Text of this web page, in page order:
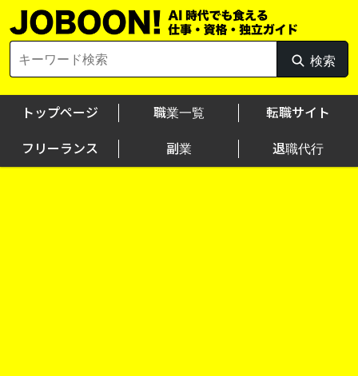
Skip
to
for:
検索
検
索
トップページ 職業一覧 転職サイト
フリーランス 副業 退職代行